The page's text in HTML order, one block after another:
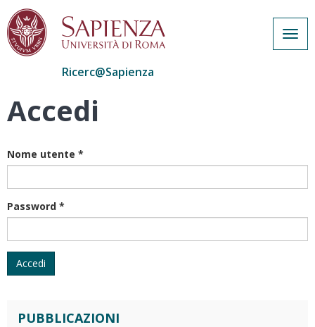
Salta
Ricerc@Sapienza
Accedi
Nome utente *
Password *
Accedi
PUBBLICAZIONI